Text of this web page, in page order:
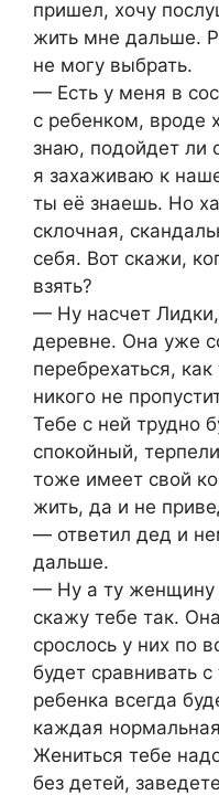
пришел, хочу
жить мне дальше.
не могу выбрать.
— Есть у меня в
с ребенком, вроде
знаю, подойдет ли
я захаживаю к
ты её знаешь. Но
склочная,
себя. Вот скажи,
взять?
— Ну насчет
деревне. Она уже
перебрехаться,
никого не
Тебе с ней трудно
спокойный,
тоже имеет свой
жить, да и не
— ответил дед и
дальше.
— Ну а ту женщину
скажу тебе так.
срослось у них по
будет сравнивать
ребенка всегда
каждая
Жениться тебе
без детей,